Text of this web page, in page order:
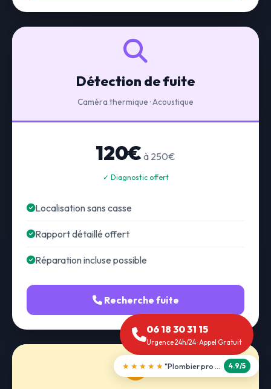
Détection de fuite
Caméra thermique · Acoustique
120€ à 250€
✓ Diagnostic offert
Localisation sans casse
Rapport détaillé offert
Réparation incluse possible
Recherche fuite
06 18 30 31 15
Urgence 24h/24 · Appel Gratuit
★★★★★ "Débouchage WC en 30 min" 5.0/5